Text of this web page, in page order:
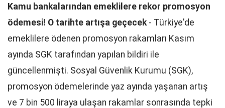
Kamu bankalarından emeklilere rekor promosyon
ödemesi! O tarihte artışa geçecek- Türkiye'de
emeklilere ödenen promosyon rakamları Kasım
ayında SGK tarafından yapılan bildiri ile
güncellenmişti. Sosyal Güvenlik Kurumu (SGK),
promosyon ödemelerinde yaz ayında yaşanan artış
ve 7 bin 500 liraya ulaşan rakamlar sonrasında tepki